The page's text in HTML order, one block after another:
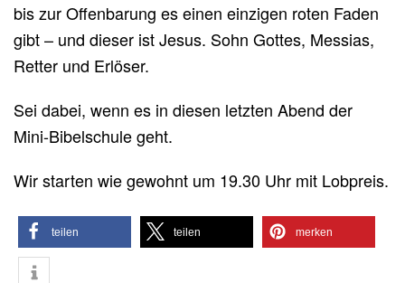
bis zur Offenbarung es einen einzigen roten Faden
gibt – und dieser ist Jesus. Sohn Gottes, Messias,
Retter und Erlöser.
Sei dabei, wenn es in diesen letzten Abend der
Mini-Bibelschule geht.
Wir starten wie gewohnt um 19.30 Uhr mit Lobpreis.
teilen teilen merken